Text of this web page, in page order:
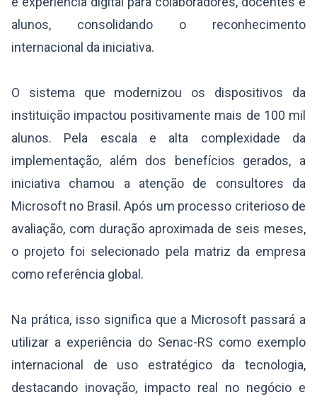
alunos, consolidando o reconhecimento
internacional da iniciativa.
O sistema que modernizou os dispositivos da
instituição impactou positivamente mais de 100 mil
alunos. Pela escala e alta complexidade da
implementação, além dos benefícios gerados, a
iniciativa chamou a atenção de consultores da
Microsoft no Brasil. Após um processo criterioso de
avaliação, com duração aproximada de seis meses,
o projeto foi selecionado pela matriz da empresa
como referência global.
Na prática, isso significa que a Microsoft passará a
utilizar a experiência do Senac-RS como exemplo
internacional de uso estratégico da tecnologia,
destacando inovação, impacto real no negócio e